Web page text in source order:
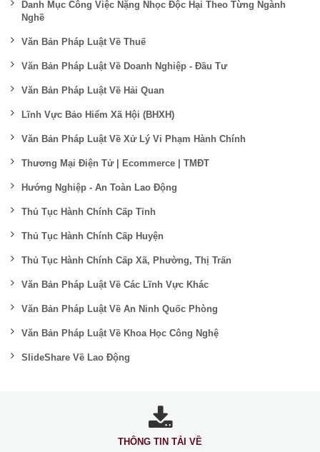
Danh Mục Công Việc Nặng Nhọc Độc Hại Theo Từng Ngành
Nghề
Văn Bản Pháp Luật Về Thuế
Văn Bản Pháp Luật Về Doanh Nghiệp - Đầu Tư
Văn Bản Pháp Luật Về Hải Quan
Lĩnh Vực Bảo Hiểm Xã Hội (BHXH)
Văn Bản Pháp Luật Về Xử Lý Vi Phạm Hành Chính
Thương Mại Điện Tử | Ecommerce | TMĐT
Hướng Nghiệp - An Toàn Lao Động
Thủ Tục Hành Chính Cấp Tỉnh
Thủ Tục Hành Chính Cấp Huyện
Thủ Tục Hành Chính Cấp Xã, Phường, Thị Trấn
Văn Bản Pháp Luật Về Các Lĩnh Vực Khác
Văn Bản Pháp Luật Về An Ninh Quốc Phòng
Văn Bản Pháp Luật Về Khoa Học Công Nghệ
SlideShare Về Lao Động
THÔNG TIN TẢI VỀ